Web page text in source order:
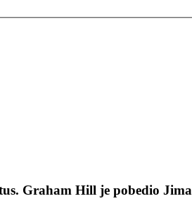
Graham Hill je pobedio